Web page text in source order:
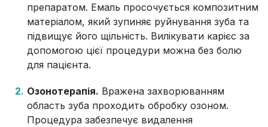
препаратом. Емаль просочується композитним
матеріалом, який зупиняє руйнування зуба та
підвищує його щільність. Вилікувати карієс за
допомогою цієї процедури можна без болю
для пацієнта.
Озонотерапія. Вражена захворюванням
область зуба проходить обробку озоном.
Процедура забезпечує видалення